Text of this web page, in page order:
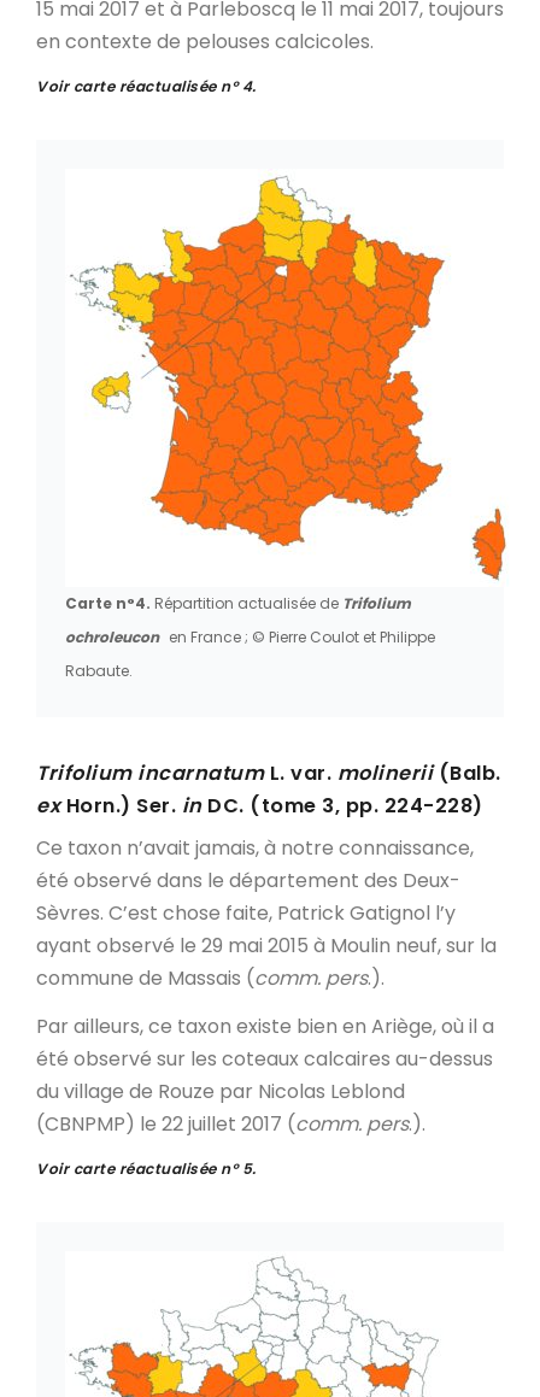
15 mai 2017 et à Parleboscq le 11 mai 2017, toujours
en contexte de pelouses calcicoles.
Voir carte réactualisée n° 4.
Carte n°4. Répartition actualisée de Trifolium
ochroleucon en France ; © Pierre Coulot et Philippe
Rabaute.
Trifolium incarnatumL. var. molinerii(Balb.
exHorn.) Ser. inDC. (tome 3, pp. 224-228)
Ce taxon n’avait jamais, à notre connaissance,
été observé dans le département des Deux-
Sèvres. C’est chose faite, Patrick Gatignol l’y
ayant observé le 29 mai 2015 à Moulin neuf, sur la
commune de Massais (comm. pers.).
Par ailleurs, ce taxon existe bien en Ariège, où il a
été observé sur les coteaux calcaires au-dessus
du village de Rouze par Nicolas Leblond
(CBNPMP) le 22 juillet 2017 (comm. pers.).
Voir carte réactualisée n° 5.